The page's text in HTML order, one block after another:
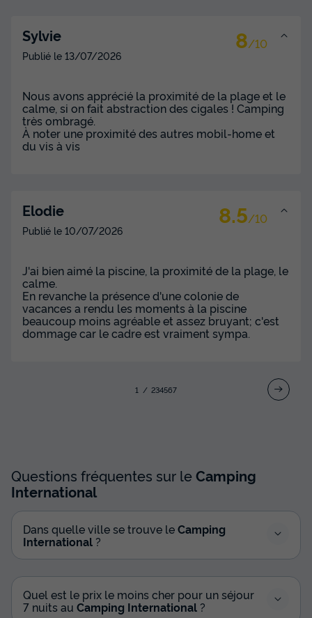
4 pièces - 3 chambres - Climatisation et
TV
36m² 6 3 1
Terrasse couverte Climatisation Cafetière
Congélateur
Réfrigérateur
+ 5
chambres - Climatisation et TV
du25/11/2026au02/12/2026
502 €
Voir les disponibilités
MOBILHOME 6 personnes - Bora-Bora -
38m² - 3 chambres - climatisé
Annulation gratuite
Surface
Adultes Chambres Salle de bain
Terrasse couverte Climatisation Cafetière
Lave-vaisselle
Congélateur
+ 6
Sylvie 8/10
Publié le 13/07/2026
Nous avons apprécié la proximité de la plage et le
calme, si on fait abstraction des cigales ! Camping
très ombragé.
À noter une proximité des autres mobil-home et
du vis à vis
Elodie 8.5/10
Publié le 10/07/2026
J'ai bien aimé la piscine, la proximité de la plage, le
calme.
En revanche la présence d'une colonie de
vacances a rendu les moments à la piscine
beaucoup moins agréable et assez bruyant; c'est
dommage car le cadre est vraiment sympa.
1 234567
Questions fréquentes sur leCamping
International
Dans quelle ville se trouve leCamping
International ?
Quel est le prix le moins cher pour un séjour
7 nuits au Camping International ?